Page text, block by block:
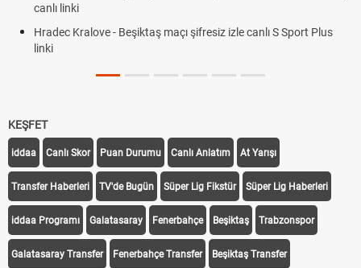
canlı linki
Hradec Kralove - Beşiktaş maçı şifresiz izle canlı S Sport Plus
linki
KEŞFET
iddaa Canlı Skor Puan Durumu Canlı Anlatım At Yarışı
Transfer Haberleri TV'de Bugün Süper Lig Fikstür Süper Lig Haberleri
iddaa Programı Galatasaray Fenerbahçe Beşiktaş Trabzonspor
Galatasaray Transfer Fenerbahçe Transfer Beşiktaş Transfer